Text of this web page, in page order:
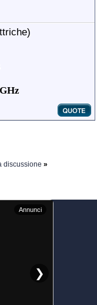
)
discussione »